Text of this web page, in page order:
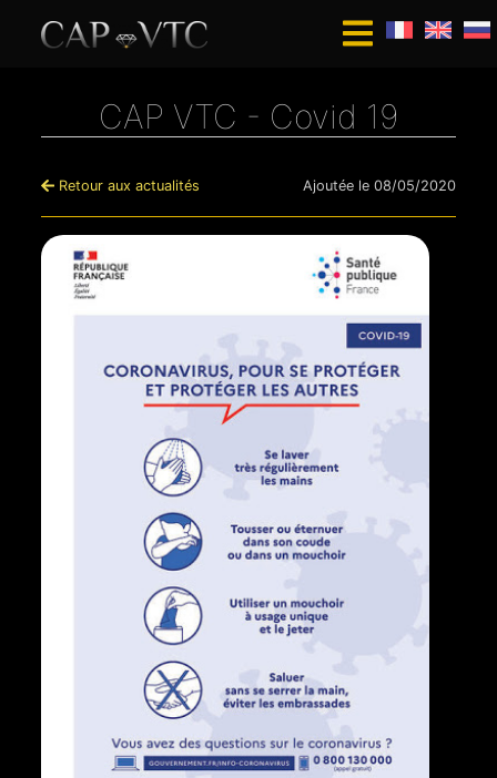
CAP VTC - Covid 19
Retour aux actualités Ajoutée le 08/05/2020